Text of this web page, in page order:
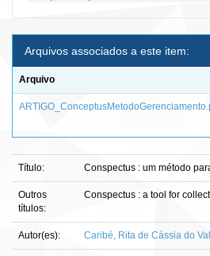
Arquivos associados a este item:
Arquivo
Título: Conspectus : um método
Outros
títulos:
Conspectus : a tool for
Autor(es): Caribé, Rita de Cássia do